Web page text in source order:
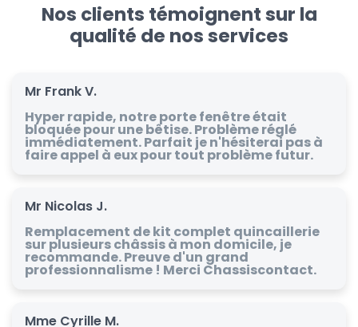
Nos clients témoignent sur la
qualité de nos services
Mr Frank V.
Hyper rapide, notre porte fenêtre était
bloquée pour une bêtise. Problème réglé
immédiatement. Parfait je n'hésiterai pas à
faire appel à eux pour tout problème futur.
Mr Nicolas J.
Remplacement de kit complet quincaillerie
sur plusieurs châssis à mon domicile, je
recommande. Preuve d'un grand
professionnalisme ! Merci Chassiscontact.
Mme Cyrille M.